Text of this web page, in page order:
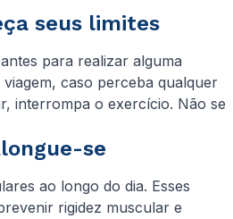
seus limites
para realizar alguma
caso perceba qualquer
interrompa o exercício. Não se
se
ao longo do dia. Esses
rigidez muscular e